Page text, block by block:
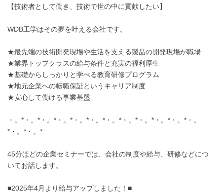
【技術者として働き、技術で世の中に貢献したい】
WDB工学はその夢を叶える会社です。
★最先端の技術開発現場や生活を支える製品の開発現場が職場
★業界トップクラスの給与条件と充実の福利厚生
★基礎からしっかりと学べる教育研修プログラム
★地元企業への転職保証というキャリア制度
★安心して働ける事業基盤
・。*・。*・。*・。*・。*・。*・。*・。*・。*・。*・。*・。
*・。*・。*
45分ほどの企業セミナーでは、会社の制度や給与、研修などにつ
いてお話します。
■2025年4月より給与アップしました！■